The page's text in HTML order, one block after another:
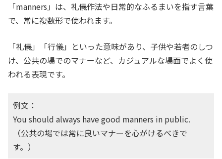
「manners」は、礼儀作法や日常的なふるまいを指す言葉
で、常に複数形で使われます。
「礼儀」「行儀」といった意味があり、子供や若者のしつ
け、公共の場でのマナーなど、カジュアルな場面でよく使
われる表現です。
例文：
You should always have good manners in public.
（公共の場では常に良いマナーを心がけるべきで
す。）